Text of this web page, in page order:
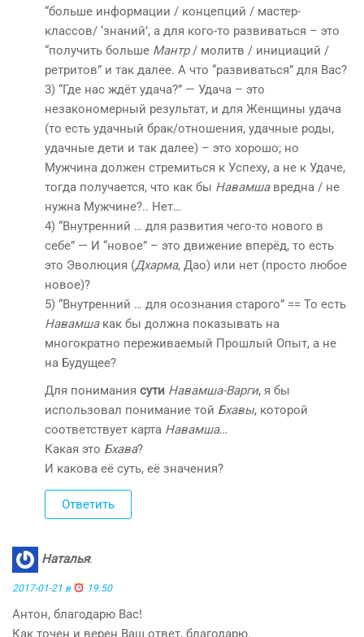
“больше информации / концепций / мастер-
классов/ ‘знаний’, а для кого-то развиваться – это
“получить больше Мантр/ молитв / инициаций /
ретритов” и так далее. А что “развиваться” для Вас?
3) “Где нас ждёт удача?” — Удача – это
незакономерный результат, и для Женщины удача
(то есть удачный брак/отношения, удачные роды,
удачные дети и так далее) – это хорошо; но
Мужчина должен стремиться к Успеху, а не к Удаче,
тогда получается, что как бы Навамшавредна / не
нужна Мужчине?.. Нет…
4) “Внутренний … для развития чего-то нового в
себе” — И “новое” – это движение вперёд, то есть
это Эволюция (Дхарма, Дао) или нет (просто любое
новое)?
5) “Внутренний … для осознания старого” == То есть
Навамшакак бы должна показывать на
многократно переживаемый Прошлый Опыт, а не
на Будущее?
Для понимания сути Навамша-Варги, я бы
использовал понимание той Бхавы, которой
соответствует карта Навамша…
Какая это Бхава?
И какова её суть, её значения?
Ответить
Наталья:
2017-01-21 в 19:50
Антон, благодарю Вас!
Как точен и верен Ваш ответ, благодарю.